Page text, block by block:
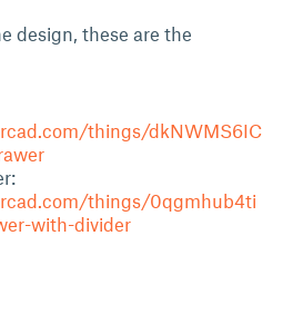
design, these are the
things/dkNWMS6IC
things/0qgmhub4ti
with-divider